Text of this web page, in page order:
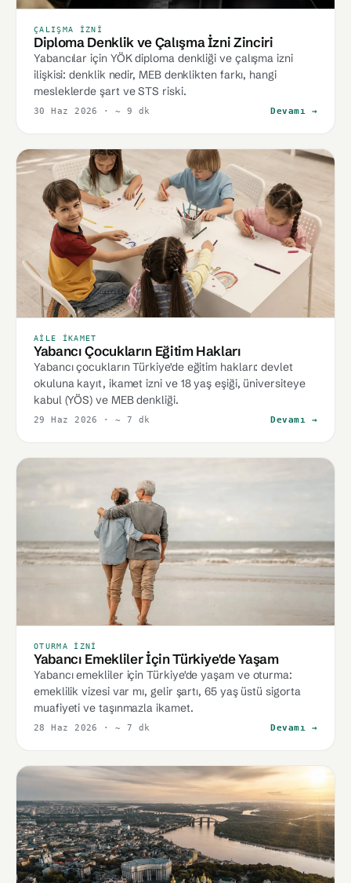
ÇALIŞMA İZNI
Diploma Denklik ve Çalışma İzni Zinciri
Yabancılar için YÖK diploma denkliği ve çalışma izni
ilişkisi: denklik nedir, MEB denklikten farkı, hangi
mesleklerde şart ve STS riski.
30 Haz 2026 · ~ 9 dk Devamı →
AILE İKAMET
Yabancı Çocukların Eğitim Hakları
Yabancı çocukların Türkiye'de eğitim hakları: devlet
okuluna kayıt, ikamet izni ve 18 yaş eşiği, üniversiteye
kabul (YÖS) ve MEB denkliği.
29 Haz 2026 · ~ 7 dk Devamı →
OTURMA İZNI
Yabancı Emekliler İçin Türkiye'de Yaşam
Yabancı emekliler için Türkiye'de yaşam ve oturma:
emeklilik vizesi var mı, gelir şartı, 65 yaş üstü sigorta
muafiyeti ve taşınmazla ikamet.
28 Haz 2026 · ~ 7 dk Devamı →